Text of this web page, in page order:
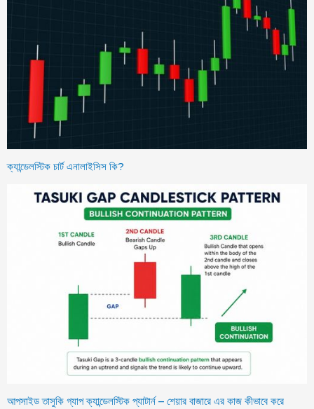
ক্যান্ডেলস্টিক চার্ট এনালাইসিস কি?
আপসাইড তাসুকি গ্যাপ ক্যান্ডেলস্টিক প্যাটার্ন – শেয়ার বাজারে এর কাজ কীভাবে করে